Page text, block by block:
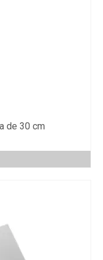
de 30 cm